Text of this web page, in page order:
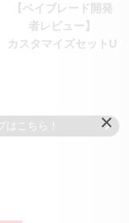
×
【ベイブレード開発
者レビュー】
カスタマイズセットU
はこちら！